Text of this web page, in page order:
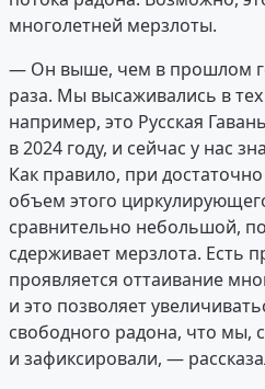
многолетней мерзлоты.
— Он выше, чем в прошлом
раза. Мы высаживались в
например, это Русская
в 2024 году, и сейчас у нас
Как правило, при
объем этого
сравнительно небольшой,
сдерживает мерзлота. Есть
проявляется оттаивание
и это позволяет
свободного радона, что мы,
и зафиксировали, —